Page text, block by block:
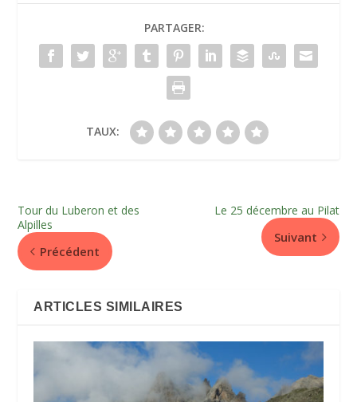
PARTAGER:
TAUX:
Tour du Luberon et des
Alpilles
Précédent
Le 25 décembre au Pilat
Suivant
ARTICLES SIMILAIRES